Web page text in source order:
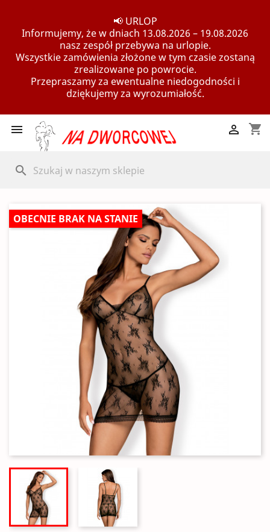
📢 URLOP
Informujemy, że w dniach 13.08.2026 – 19.08.2026
nasz zespół przebywa na urlopie.
Wszystkie zamówienia złożone w tym czasie zostaną
zrealizowane po powrocie.
Przepraszamy za ewentualne niedogodności i
dziękujemy za wyrozumiałość.
 shopping_cart

search
OBECNIE BRAK NA STANIE